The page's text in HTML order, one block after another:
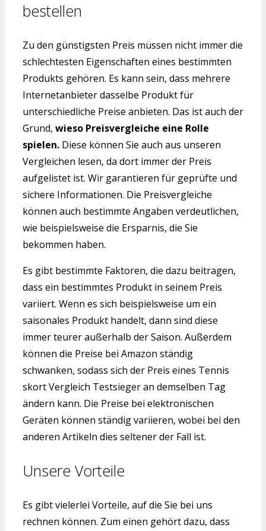
bestellen
Zu den günstigsten Preis müssen nicht immer die
schlechtesten Eigenschaften eines bestimmten
Produkts gehören. Es kann sein, dass mehrere
Internetanbieter dasselbe Produkt für
unterschiedliche Preise anbieten. Das ist auch der
Grund, wieso Preisvergleiche eine Rolle
spielen. Diese können Sie auch aus unseren
Vergleichen lesen, da dort immer der Preis
aufgelistet ist. Wir garantieren für geprüfte und
sichere Informationen. Die Preisvergleiche
können auch bestimmte Angaben verdeutlichen,
wie beispielsweise die Ersparnis, die Sie
bekommen haben.
Es gibt bestimmte Faktoren, die dazu beitragen,
dass ein bestimmtes Produkt in seinem Preis
variiert. Wenn es sich beispielsweise um ein
saisonales Produkt handelt, dann sind diese
immer teurer außerhalb der Saison. Außerdem
können die Preise bei Amazon ständig
schwanken, sodass sich der Preis eines Tennis
skort Vergleich Testsieger an demselben Tag
ändern kann. Die Preise bei elektronischen
Geräten können ständig variieren, wobei bei den
anderen Artikeln dies seltener der Fall ist.
Unsere Vorteile
Es gibt vielerlei Vorteile, auf die Sie bei uns
rechnen können. Zum einen gehört dazu, dass